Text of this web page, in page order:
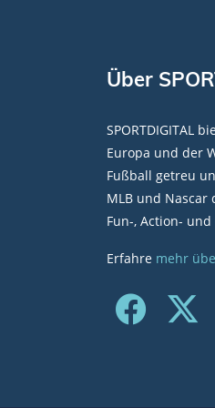
Über
SPORTDIGITAL
Europa und der
Fußball getreu
MLB und Nascar
Fun-, Action- und
Erfahre mehr